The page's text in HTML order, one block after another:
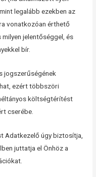
legalább ezekben az
vonatkozóan érthető
jelentőséggel, és
bír.
jogszerűségének
ezért többszöri
költségtérítést
cserébe.
Adatkezelő úgy biztosítja,
juttatja el Önhöz a